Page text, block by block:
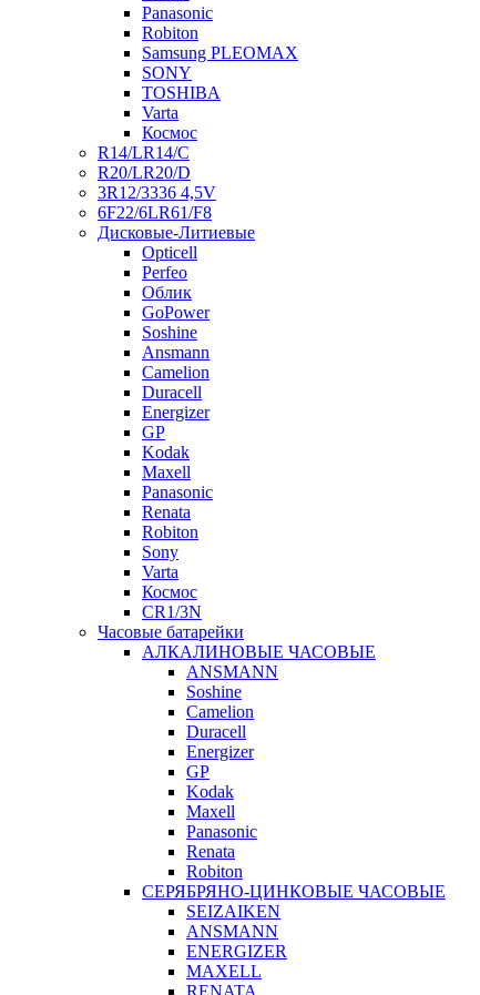
Panasonic
Robiton
Samsung PLEOMAX
SONY
TOSHIBA
Varta
Космос
R14/LR14/C
R20/LR20/D
3R12/3336 4,5V
6F22/6LR61/F8
Дисковые-Литиевые
Opticell
Perfeo
Облик
GoPower
Soshine
Ansmann
Camelion
Duracell
Energizer
GP
Kodak
Maxell
Panasonic
Renata
Robiton
Sony
Varta
Космос
CR1/3N
Часовые батарейки
АЛКАЛИНОВЫЕ ЧАСОВЫЕ
ANSMANN
Soshine
Camelion
Duracell
Energizer
GP
Kodak
Maxell
Panasonic
Renata
Robiton
СЕРЯБРЯНО-ЦИНКОВЫЕ ЧАСОВЫЕ
SEIZAIKEN
ANSMANN
ENERGIZER
MAXELL
RENATA